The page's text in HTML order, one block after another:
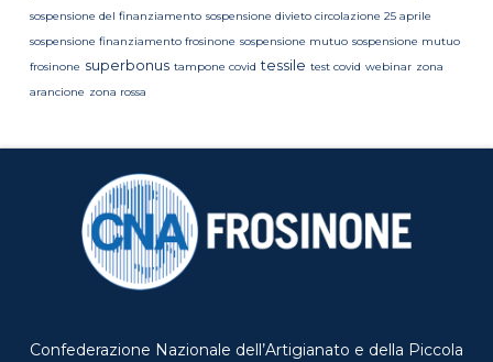
sospensione del finanziamento sospensione divieto circolazione 25 aprile
sospensione finanziamento frosinone sospensione mutuo sospensione mutuo
frosinone superbonus tampone covid tessile test covid webinar zona
arancione zona rossa
Confederazione Nazionale dell’Artigianato e della Piccola